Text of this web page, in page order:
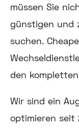
müssen Sie
günstigen und
suchen.
den
Wir sind ein
optimieren seit